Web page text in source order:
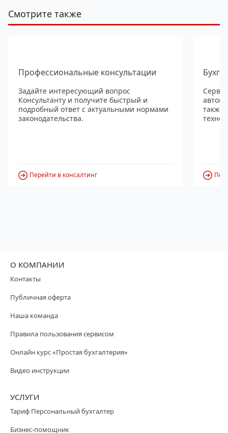
Смотрите также
Профессиональные консультации
Задайте интересующий вопрос
Консультанту и получите быстрый и
подробный ответ с актуальными нормами
законодательства.
Перейти в консалтинг
также
О КОМПАНИИ
Контакты
Публичная оферта
Наша команда
Правила пользования сервисом
Онлайн курс «Простая бухгалтерия»
Видео инструкции
УСЛУГИ
Тариф Персональный бухгалтер
Бизнес-помощник